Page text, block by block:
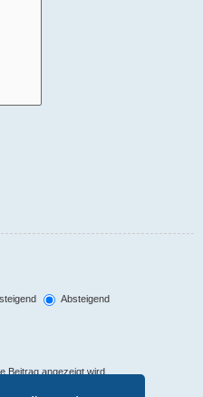
Absteigend
Beitrag angezeigt wird.